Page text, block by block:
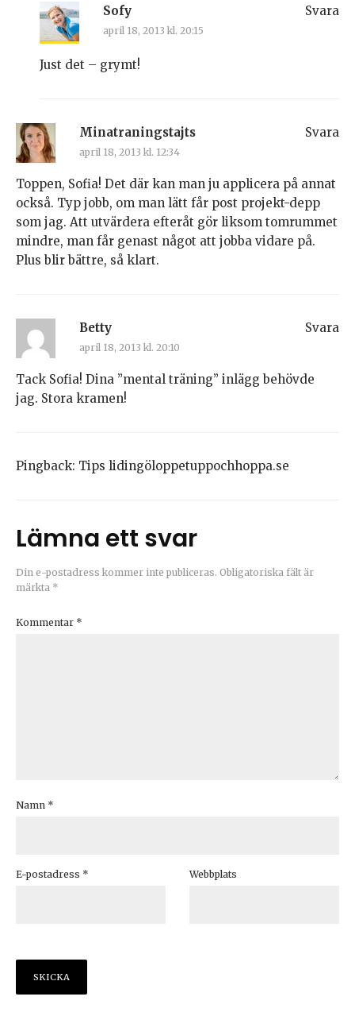
Sofy
april 18, 2013 kl. 20:15
Just det – grymt!
Svara
Minatraningstajts
april 18, 2013 kl. 12:34
Toppen, Sofia! Det där kan man ju applicera på annat
också. Typ jobb, om man lätt får post projekt-depp
som jag. Att utvärdera efteråt gör liksom tomrummet
mindre, man får genast något att jobba vidare på.
Plus blir bättre, så klart.
Svara
Betty
april 18, 2013 kl. 20:10
Tack Sofia! Dina ”mental träning” inlägg behövde
jag. Stora kramen!
Svara
Pingback: Tips lidingöloppetuppochhoppa.se
Lämna ett svar
Din e-postadress kommer inte publiceras. Obligatoriska fält är
märkta *
Kommentar *
Namn *
E-postadress * Webbplats